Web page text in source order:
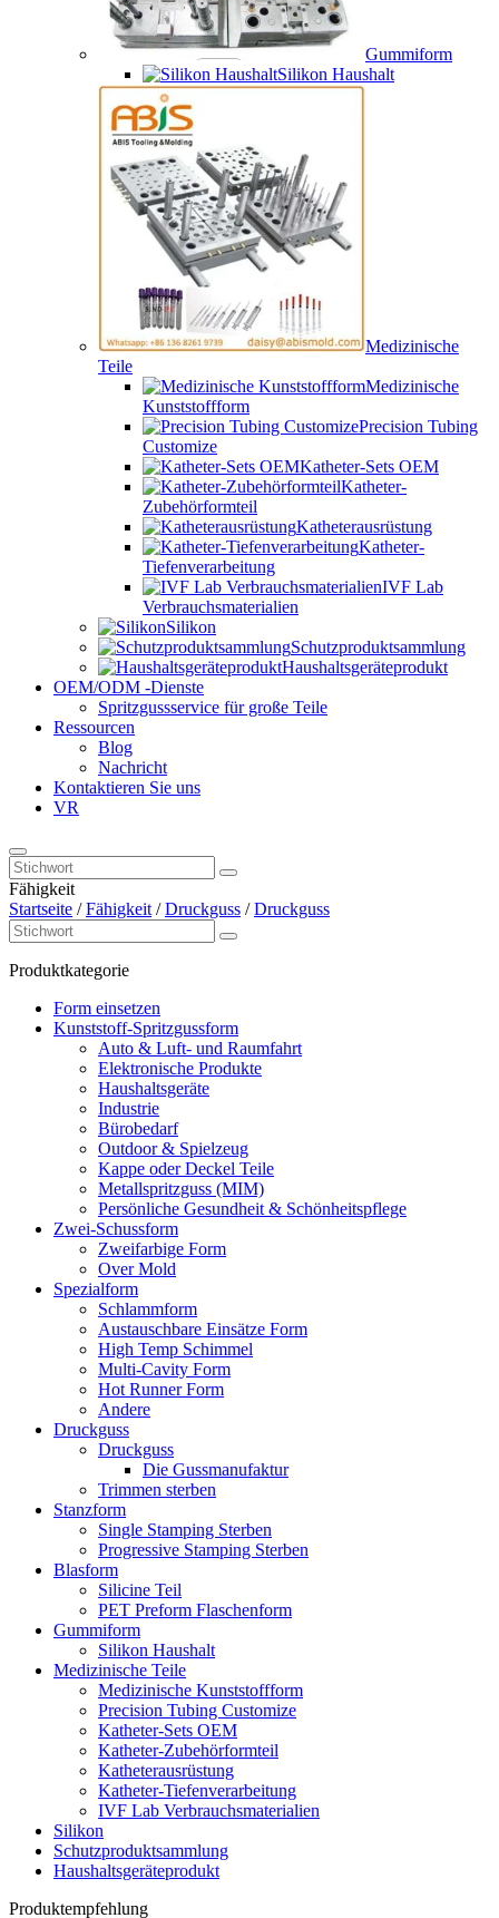
Gummiform
Silikon Haushalt
Medizinische
Teile
Medizinische
Kunststoffform
Precision Tubing
Customize
Katheter-Sets OEM
Katheter-
Zubehörformteil
Katheterausrüstung
Katheter-
Tiefenverarbeitung
IVF Lab
Verbrauchsmaterialien
Silikon
Schutzproduktsammlung
Haushaltsgeräteprodukt
OEM/ODM -Dienste
Spritzgussservice für große Teile
Ressourcen
Blog
Nachricht
Kontaktieren Sie uns
VR
Fähigkeit
Startseite /Fähigkeit /Druckguss /Druckguss
Produktkategorie
Form einsetzen
Kunststoff-Spritzgussform
Auto & Luft- und Raumfahrt
Elektronische Produkte
Haushaltsgeräte
Industrie
Bürobedarf
Outdoor & Spielzeug
Kappe oder Deckel Teile
Metallspritzguss (MIM)
Persönliche Gesundheit & Schönheitspflege
Zwei-Schussform
Zweifarbige Form
Over Mold
Spezialform
Schlammform
Austauschbare Einsätze Form
High Temp Schimmel
Multi-Cavity Form
Hot Runner Form
Andere
Druckguss
Druckguss
Die Gussmanufaktur
Trimmen sterben
Stanzform
Single Stamping Sterben
Progressive Stamping Sterben
Blasform
Silicine Teil
PET Preform Flaschenform
Gummiform
Silikon Haushalt
Medizinische Teile
Medizinische Kunststoffform
Precision Tubing Customize
Katheter-Sets OEM
Katheter-Zubehörformteil
Katheterausrüstung
Katheter-Tiefenverarbeitung
IVF Lab Verbrauchsmaterialien
Silikon
Schutzproduktsammlung
Haushaltsgeräteprodukt
Produktempfehlung